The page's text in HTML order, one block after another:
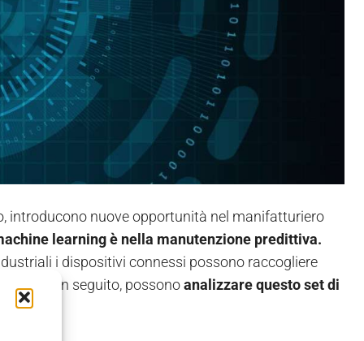
introducono nuove opportunità nel manifatturiero
learning è nella manutenzione predittiva.
i dispositivi connessi possono raccogliere
In seguito, possonoanalizzare questo set di